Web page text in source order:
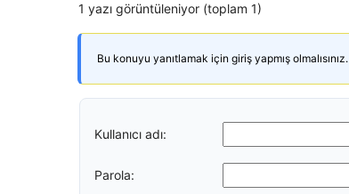
1 yazı görüntüleniyor (toplam 1)
Bu konuyu yanıtlamak için giriş yapmış olmalısınız.
Kullanıcı adı:
Parola: